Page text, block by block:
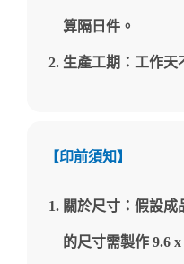
算隔日件。
生產工期：工作天
【印前須知】
關於尺寸：假設成
的尺寸需製作 9.6